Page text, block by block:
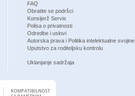
FAQ
Obratite se podršci
Konsijerž Servis
Polisa o privatnosti
Odredbe i uslovi
Autorska prava i Politika intelektualne svojine
Uputstvo za roditeljsku kontrolu
Uklanjanje sadržaja
KOMPATIBILNOST